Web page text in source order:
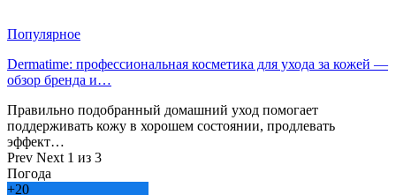
Популярное
Dermatime: профессиональная косметика для ухода за кожей —
обзор бренда и…
Правильно подобранный домашний уход помогает
поддерживать кожу в хорошем состоянии, продлевать
эффект…
Prev Next 1 из 3
Погода
+20